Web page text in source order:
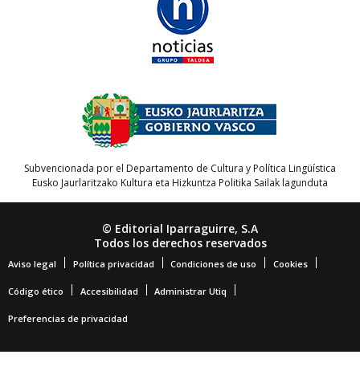
Subvencionada por el Departamento de Cultura y Política Lingüística
Eusko Jaurlaritzako Kultura eta Hizkuntza Politika Sailak lagunduta
© Editorial Iparraguirre, S.A
Todos los derechos reservados
Aviso legal Política privacidad Condiciones de uso Cookies
Código ético Accesibilidad Administrar Utiq
Preferencias de privacidad